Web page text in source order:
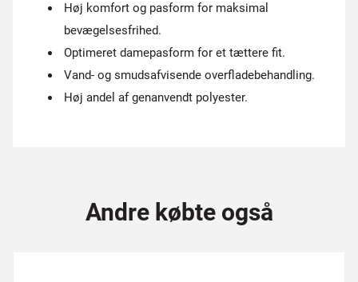
Høj komfort og pasform for maksimal
bevægelsesfrihed.
Optimeret damepasform for et tættere fit.
Vand- og smudsafvisende overfladebehandling.
Høj andel af genanvendt polyester.
Andre købte også